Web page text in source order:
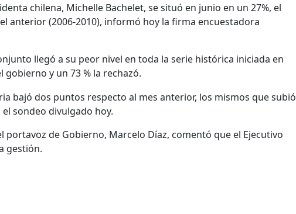
chilena, Michelle Bachelet, se situó en junio en un 27%, el
anterior (2006-2010), informó hoy la firma encuestadora
llegó a su peor nivel en toda la serie histórica iniciada en
gobierno y un 73 % la rechazó.
bajó dos puntos respecto al mes anterior, los mismos que subió
sondeo divulgado hoy.
portavoz de Gobierno, Marcelo Díaz, comentó que el Ejecutivo
gestión.